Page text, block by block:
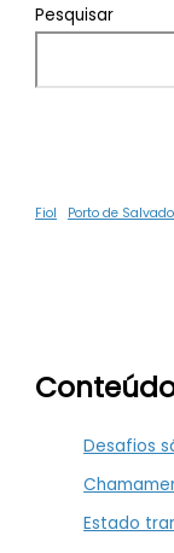
Pesquisar
Fiol Porto de
Desafios
Estado